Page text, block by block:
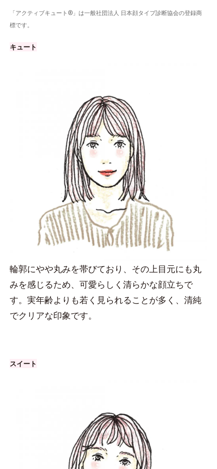
「アクティブキュート®」は一般社団法人 日本顔タイプ診断協会の登録商
標です。
キュート
輪郭にやや丸みを帯びており、その上目元にも丸
みを感じるため、可愛らしく清らかな顔立ちで
す。実年齢よりも若く見られることが多く、清純
でクリアな印象です。
スイート